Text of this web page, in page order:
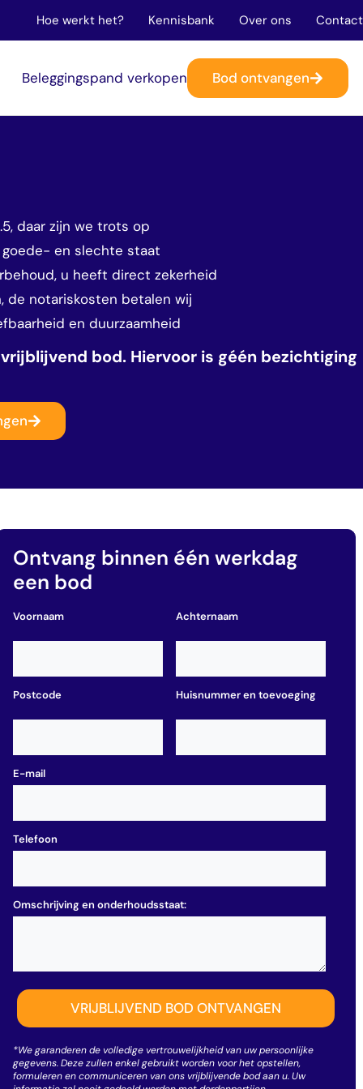
Hoe werkt het? Kennisbank Over ons Contact
Beleggingspand verkopen Bod ontvangen
daar zijn we trots op
en slechte staat
u heeft direct zekerheid
de notariskosten betalen wij
en duurzaamheid
bod. Hiervoor is géén bezichtiging
Ontvang binnen één werkdag
een bod
Voornaam Achternaam
Postcode Huisnummer en toevoeging
E-mail
Telefoon
Omschrijving en onderhoudsstaat:
*We garanderen de volledige vertrouwelijkheid van uw persoonlijke
gegevens. Deze zullen enkel gebruikt worden voor het opstellen,
formuleren en communiceren van ons vrijblijvende bod aan u. Uw